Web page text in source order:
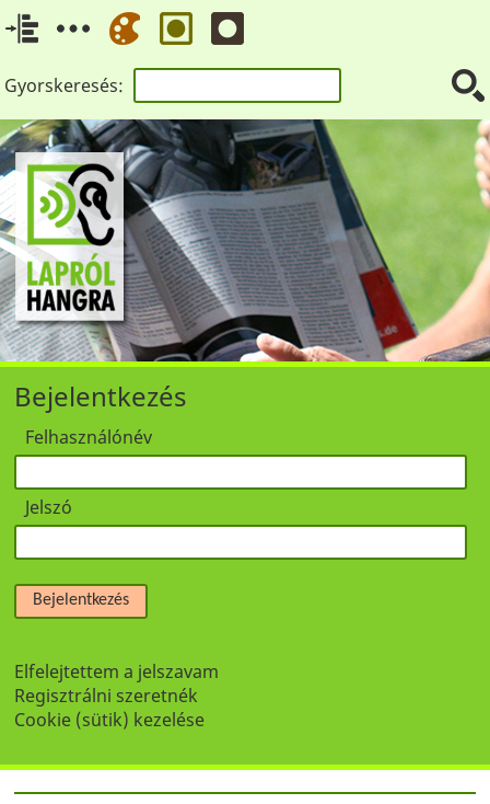
Gyorskeresés:
Bejelentkezés
Felhasználónév
Jelszó
Bejelentkezés
Elfelejtettem a jelszavam
Regisztrálni szeretnék
Cookie (sütik) kezelése